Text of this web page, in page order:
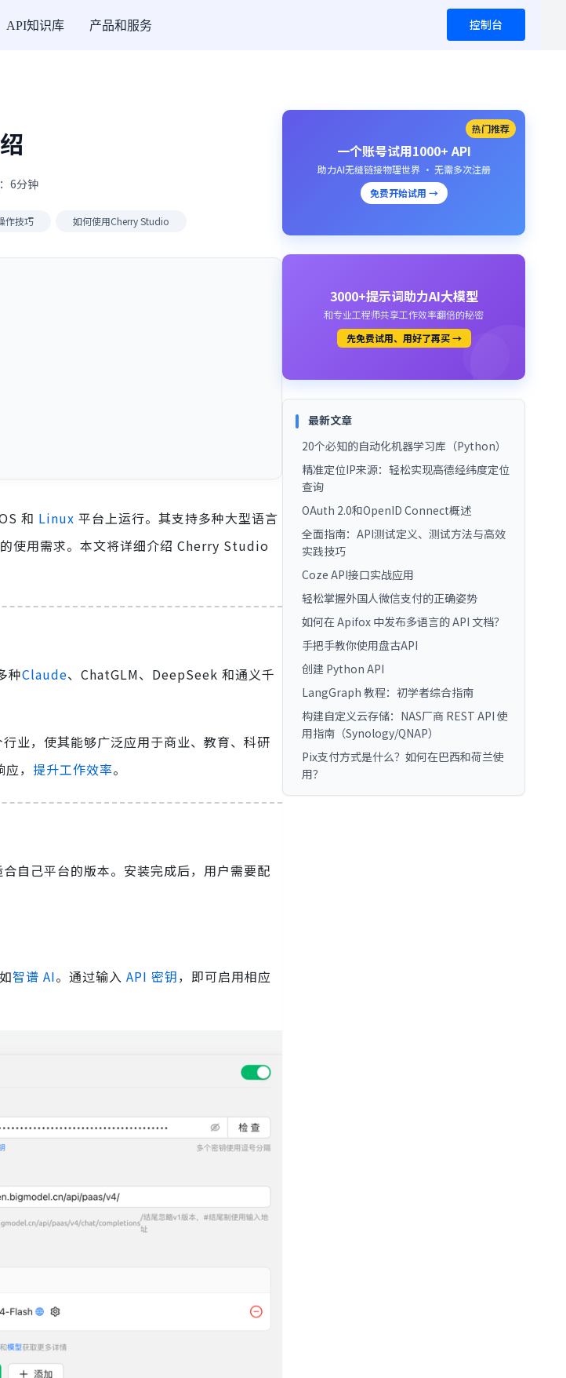
API知识库 产品和服务 控制台
6分钟
作技巧 如何使用Cherry Studio
和 Linux 平台上运行。其支持多种大型语言
使用需求。本文将详细介绍 Cherry Studio
种Claude、ChatGLM、DeepSeek 和通义千
业，使其能够广泛应用于商业、教育、科研
， 提升工作效率。
自己平台的版本。安装完成后，用户需要配
智谱 AI。通过输入 API 密钥，即可启用相应
热门推荐
一个账号试用1000+ API
助力AI无缝链接物理世界 · 无需多次注册
免费开始试用 →
3000+提示词助力AI大模型
和专业工程师共享工作效率翻倍的秘密
先免费试用、用好了再买 →
最新文章
20个必知的自动化机器学习库（Python）
精准定位IP来源：轻松实现高德经纬度定位
查询
OAuth 2.0和OpenID Connect概述
全面指南：API测试定义、测试方法与高效
实践技巧
Coze API接口实战应用
轻松掌握外国人微信支付的正确姿势
如何在 Apifox 中发布多语言的 API 文档？
手把手教你使用盘古API
创建 Python API
LangGraph 教程：初学者综合指南
构建自定义云存储：NAS厂商 REST API 使
用指南（Synology/QNAP）
Pix支付方式是什么？如何在巴西和荷兰使
用？